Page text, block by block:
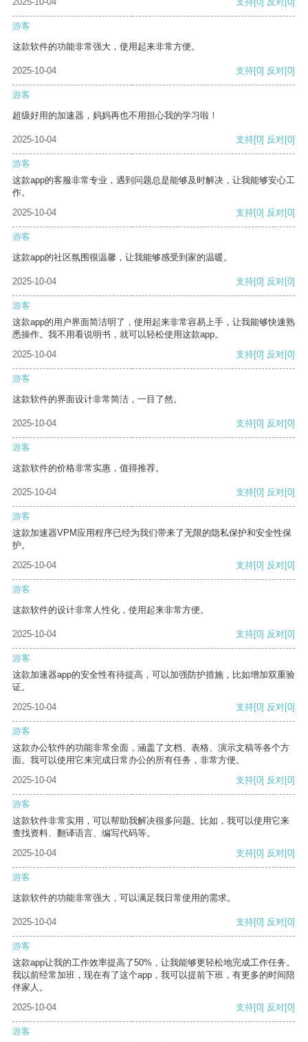
游客
这款软件的功能非常强大，使用起来非常方便。
2025-10-04 支持[0] 反对[0]
游客
超级好用的加速器，妈妈再也不用担心我的学习啦！
2025-10-04 支持[0] 反对[0]
游客
这款app的客服非常专业，遇到问题总是能够及时解决，让我能够安心工
作。
2025-10-04
支持[0] 反对[0]
游客
这款app的社区氛围很温馨，让我能够感受到家的温暖。
2025-10-04 支持[0] 反对[0]
游客
这款app的用户界面简洁明了，使用起来非常容易上手，让我能够快速熟
悉操作。我不用看说明书，就可以轻松使用这款app。
2025-10-04
支持[0] 反对[0]
游客
这款软件的界面设计非常简洁，一目了然。
2025-10-04 支持[0] 反对[0]
游客
这款软件的价格非常实惠，值得推荐。
2025-10-04 支持[0] 反对[0]
游客
这款加速器VPM应用程序已经为我们带来了无限的隐私保护和安全性保
护。
2025-10-04
支持[0] 反对[0]
游客
这款软件的设计非常人性化，使用起来非常方便。
2025-10-04 支持[0] 反对[0]
游客
这款加速器app的安全性有待提高，可以加强防护措施，比如增加双重验
证。
2025-10-04
支持[0] 反对[0]
游客
这款办公软件的功能非常全面，涵盖了文档、表格、演示文稿等各个方
面。我可以使用它来完成日常办公的所有任务，非常方便。
2025-10-04
支持[0] 反对[0]
游客
这款软件非常实用，可以帮助我解决很多问题。比如，我可以使用它来
查找资料、翻译语言、编写代码等。
2025-10-04
支持[0] 反对[0]
游客
这款软件的功能非常强大，可以满足我日常使用的需求。
2025-10-04 支持[0] 反对[0]
游客
这款app让我的工作效率提高了50%，让我能够更轻松地完成工作任务。
我以前经常加班，现在有了这个app，我可以提前下班，有更多的时间陪
伴家人。
2025-10-04
支持[0] 反对[0]
游客